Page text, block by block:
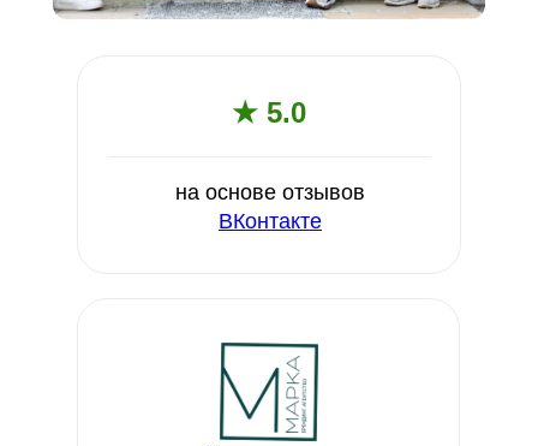
на основе отзывов
ВКонтакте
★ 5.0